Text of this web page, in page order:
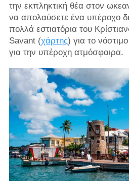
την εκπληκτική θέα στον
να απολαύσετε ένα υπέροχο
πολλά εστιατόρια του
Savant (χάρτης) για το
για την υπέροχη ατμόσφαιρα.